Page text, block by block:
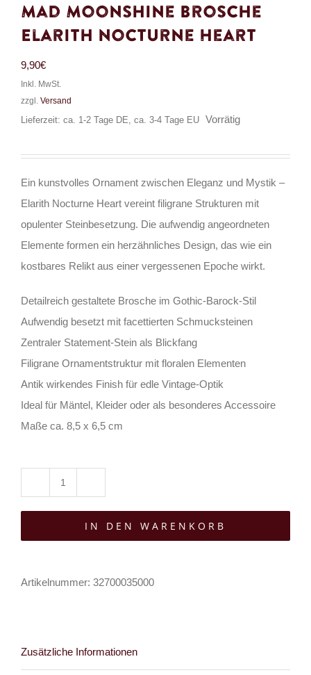
Mad Moonshine Brosche
Elarith Nocturne Heart
9,90€
Inkl. MwSt.
zzgl. Versand
Lieferzeit: ca. 1-2 Tage DE, ca. 3-4 Tage EU
Vorrätig
Ein kunstvolles Ornament zwischen Eleganz und Mystik –
Elarith Nocturne Heart vereint filigrane Strukturen mit
opulenter Steinbesetzung. Die aufwendig angeordneten
Elemente formen ein herzähnliches Design, das wie ein
kostbares Relikt aus einer vergessenen Epoche wirkt.
Detailreich gestaltete Brosche im Gothic-Barock-Stil
Aufwendig besetzt mit facettierten Schmucksteinen
Zentraler Statement-Stein als Blickfang
Filigrane Ornamentstruktur mit floralen Elementen
Antik wirkendes Finish für edle Vintage-Optik
Ideal für Mäntel, Kleider oder als besonderes Accessoire
Maße ca. 8,5 x 6,5 cm
Moonshine
Brosche
IN DEN WARENKORB
Artikelnummer: 32700035000
Zusätzliche Informationen